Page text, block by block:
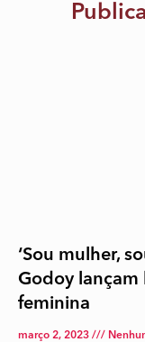
‘Sou mulher,
Godoy lançam
feminina
março 2, 2023